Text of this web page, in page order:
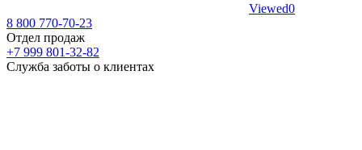
Viewed0
8 800 770-70-23
Отдел продаж
+7 999 801-32-82
Служба заботы о клиентах